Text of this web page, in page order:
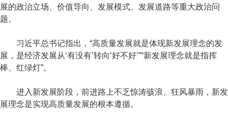
展的政治立场、价值导向、发展模式、发展道路等重大政治问
题。
习近平总书记指出，“高质量发展就是体现新发展理念的发
展，是经济发展从‘有没有’转向‘好不好’”“新发展理念就是指挥
棒、红绿灯”。
进入新发展阶段，前进路上不乏惊涛骇浪、狂风暴雨，新发
展理念是实现高质量发展的根本遵循。